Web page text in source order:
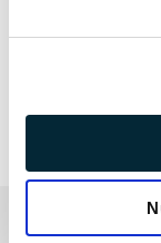
ΔΕΛΤΊΟ
Πάντα